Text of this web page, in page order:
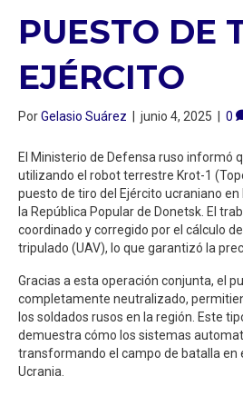
PUESTO DE
EJÉRCITO
PorGelasio Suárez | junio 4, 2025 | 0
El Ministerio de Defensa ruso informó
utilizando el robot terrestre Krot-1
puesto de tiro del Ejército ucraniano en
la República Popular de Donetsk. El
coordinado y corregido por el cálculo
tripulado (UAV), lo que garantizó la
Gracias a esta operación conjunta, el
completamente neutralizado,
los soldados rusos en la región. Este
demuestra cómo los sistemas
transformando el campo de batalla en
Ucrania.